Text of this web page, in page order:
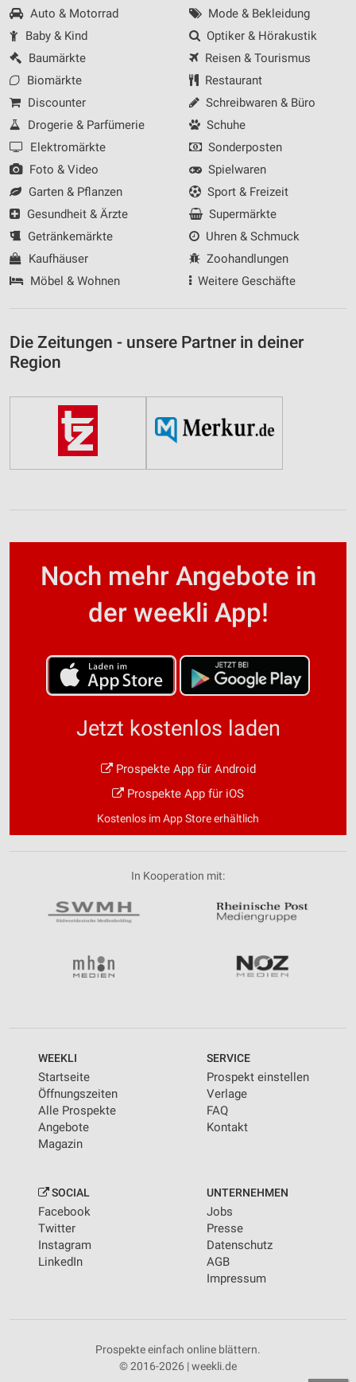
Auto & Motorrad
Baby & Kind
Baumärkte
Biomärkte
Discounter
Drogerie & Parfümerie
Elektromärkte
Foto & Video
Garten & Pflanzen
Gesundheit & Ärzte
Getränkemärkte
Kaufhäuser
Möbel & Wohnen
Mode & Bekleidung
Optiker & Hörakustik
Reisen & Tourismus
Restaurant
Schreibwaren & Büro
Schuhe
Sonderposten
Spielwaren
Sport & Freizeit
Supermärkte
Uhren & Schmuck
Zoohandlungen
Weitere Geschäfte
Die Zeitungen - unsere Partner in deiner
Region
Noch mehr Angebote in
der weekli App!
Jetzt kostenlos laden
Prospekte App für Android
Prospekte App für iOS
Kostenlos im App Store erhältlich
In Kooperation mit:
WEEKLI
Startseite
Öffnungszeiten
Alle Prospekte
Angebote
Magazin
SERVICE
Prospekt einstellen
Verlage
FAQ
Kontakt
SOCIAL
Facebook
Twitter
Instagram
LinkedIn
UNTERNEHMEN
Jobs
Presse
Datenschutz
AGB
Impressum
Prospekte einfach online blättern.
© 2016-2026 | weekli.de